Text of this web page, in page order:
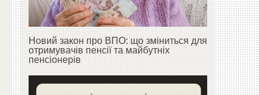
Новий закон про ВПО: що зміниться для
отримувачів пенсії та майбутніх
пенсіонерів